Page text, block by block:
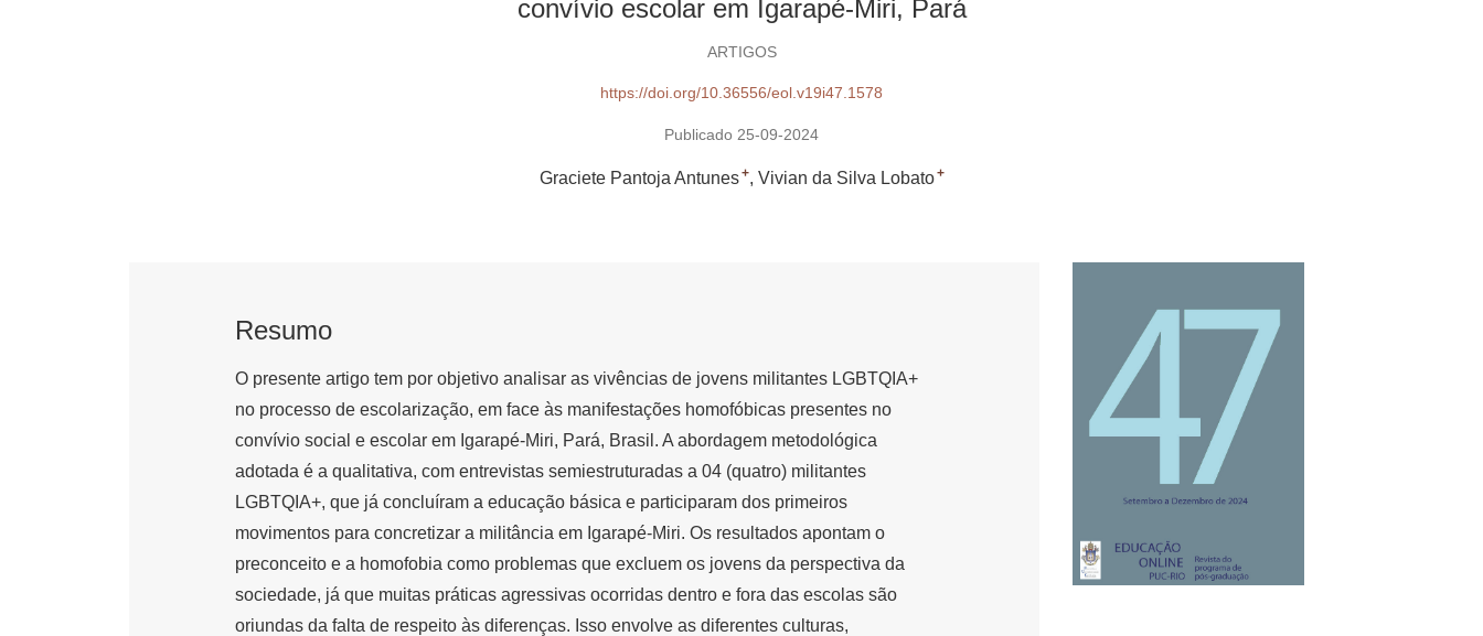
convívio escolar em Igarapé-Miri, Pará
ARTIGOS
https://doi.org/10.36556/eol.v19i47.1578
Publicado 25-09-2024
Graciete Pantoja Antunes+ Vivian da Silva Lobato+
Resumo
O presente artigo tem por objetivo analisar as vivências de jovens militantes LGBTQIA+
no processo de escolarização, em face às manifestações homofóbicas presentes no
convívio social e escolar em Igarapé-Miri, Pará, Brasil. A abordagem metodológica
adotada é a qualitativa, com entrevistas semiestruturadas a 04 (quatro) militantes
LGBTQIA+, que já concluíram a educação básica e participaram dos primeiros
movimentos para concretizar a militância em Igarapé-Miri. Os resultados apontam o
preconceito e a homofobia como problemas que excluem os jovens da perspectiva da
sociedade, já que muitas práticas agressivas ocorridas dentro e fora das escolas são
oriundas da falta de respeito às diferenças. Isso envolve as diferentes culturas,